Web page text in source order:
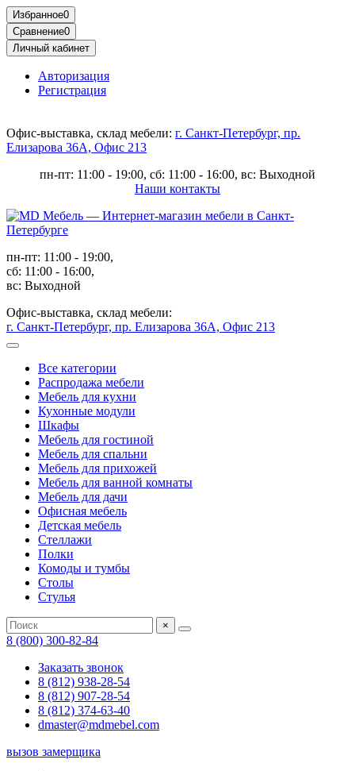
Избранное0
Сравнение0
Личный кабинет
Авторизация
Регистрация
Офис-выставка, склад мебели: г. Санкт-Петербург, пр.
Елизарова 36А, Офис 213
пн-пт: 11:00 - 19:00, сб: 11:00 - 16:00, вс: Выходной
Наши контакты
пн-пт: 11:00 - 19:00,
сб: 11:00 - 16:00,
вс: Выходной
Офис-выставка, склад мебели:
г. Санкт-Петербург, пр. Елизарова 36А, Офис 213
Все категории
Распродажа мебели
Мебель для кухни
Кухонные модули
Шкафы
Мебель для гостиной
Мебель для спальни
Мебель для прихожей
Мебель для ванной комнаты
Мебель для дачи
Офисная мебель
Детская мебель
Стеллажи
Полки
Комоды и тумбы
Столы
Стулья
×
8 (800) 300-82-84
Заказать звонок
8 (812) 938-28-54
8 (812) 907-28-54
8 (812) 374-63-40
dmaster@mdmebel.com
вызов замерщика